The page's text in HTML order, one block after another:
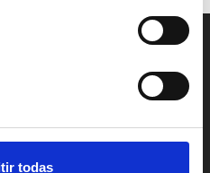
todas
pasillo Arquitecto Viedma